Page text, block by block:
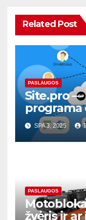
Related Post
PASLAUGOS
Site.pro —
programa
SPA 3, 2025
PASLAUGOS
žvėris ir